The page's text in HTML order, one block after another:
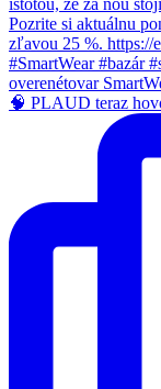
🧠 PLAUD teraz